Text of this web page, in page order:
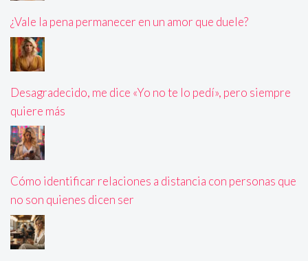
¿Vale la pena permanecer en un amor que duele?
Desagradecido, me dice «Yo no te lo pedí», pero siempre
quiere más
Cómo identificar relaciones a distancia con personas que
no son quienes dicen ser